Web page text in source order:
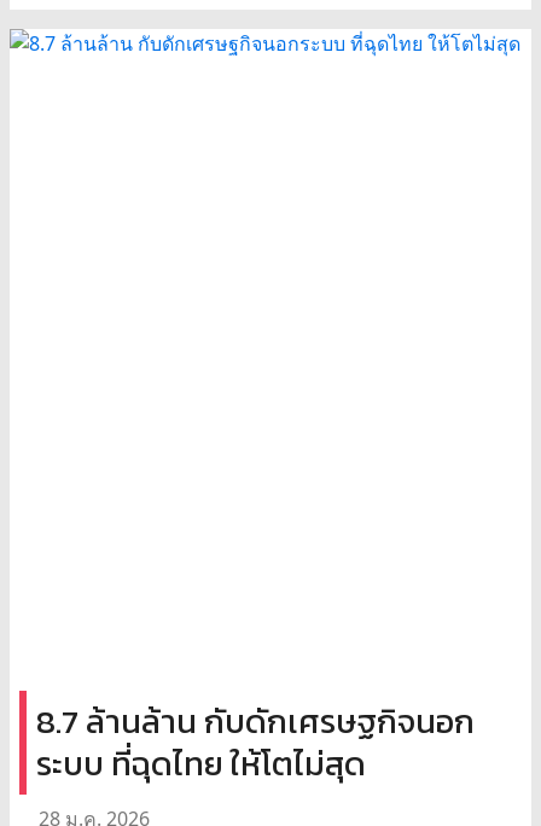
8.7 ล้านล้าน กับดักเศรษฐกิจนอก
ระบบ ที่ฉุดไทย ให้โตไม่สุด
28 ม.ค. 2026